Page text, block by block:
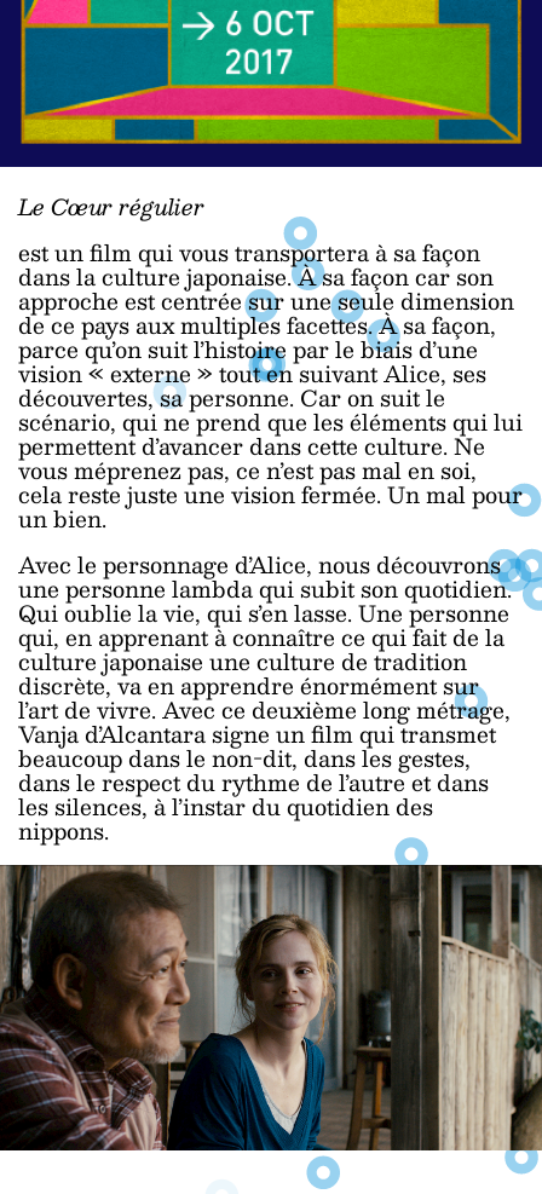
Le Cœur régulier
est un film qui vous transportera à sa façon
dans la culture japonaise. À sa façon car son
approche est centrée sur une seule dimension
de ce pays aux multiples facettes. À sa façon,
parce qu’on suit l’histoire par le biais d’une
vision « externe » tout en suivant Alice, ses
découvertes, sa personne. Car on suit le
scénario, qui ne prend que les éléments qui lui
permettent d’avancer dans cette culture. Ne
vous méprenez pas, ce n’est pas mal en soi,
cela reste juste une vision fermée. Un mal pour
un bien.
Avec le personnage d’Alice, nous découvrons
une personne lambda qui subit son quotidien.
Qui oublie la vie, qui s’en lasse. Une personne
qui, en apprenant à connaître ce qui fait de la
culture japonaise une culture de tradition
discrète, va en apprendre énormément sur
l’art de vivre. Avec ce deuxième long métrage,
Vanja d’Alcantara signe un film qui transmet
beaucoup dans le non-dit, dans les gestes,
dans le respect du rythme de l’autre et dans
les silences, à l’instar du quotidien des
nippons.